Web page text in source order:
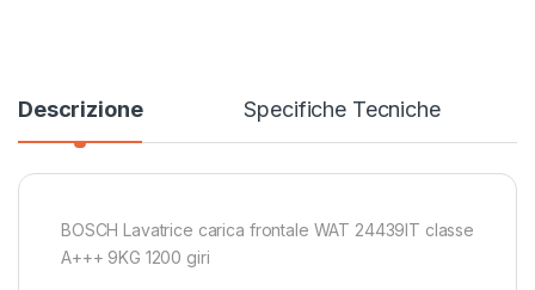
Descrizione Specifiche Tecniche
BOSCH Lavatrice carica frontale WAT 24439IT classe
A+++ 9KG 1200 giri